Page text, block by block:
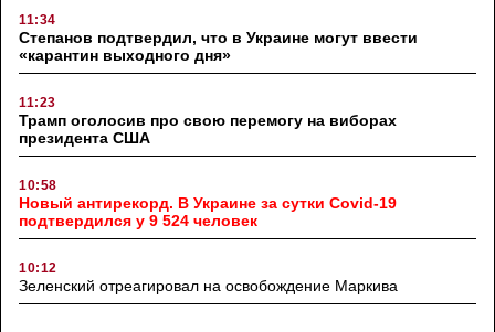
11:34
Степанов подтвердил, что в Украине могут ввести
«карантин выходного дня»
11:23
Трамп оголосив про свою перемогу на виборах
президента США
10:58
Новый антирекорд. В Украине за сутки Covid-19
подтвердился у 9 524 человек
10:12
Зеленский отреагировал на освобождение Маркива